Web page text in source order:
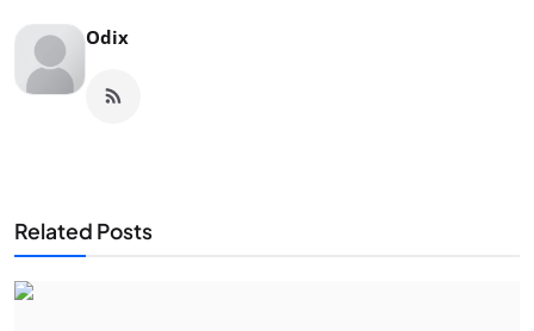
Odix
Related Posts